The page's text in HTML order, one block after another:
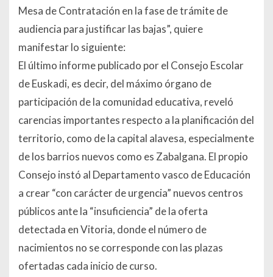
Mesa de Contratación en la fase de trámite de
audiencia para justificar las bajas”, quiere
manifestar lo siguiente:
El último informe publicado por el Consejo Escolar
de Euskadi, es decir, del máximo órgano de
participación de la comunidad educativa, reveló
carencias importantes respecto a la planificación del
territorio, como de la capital alavesa, especialmente
de los barrios nuevos como es Zabalgana. El propio
Consejo instó al Departamento vasco de Educación
a crear “con carácter de urgencia” nuevos centros
públicos ante la “insuficiencia” de la oferta
detectada en Vitoria, donde el número de
nacimientos no se corresponde con las plazas
ofertadas cada inicio de curso.